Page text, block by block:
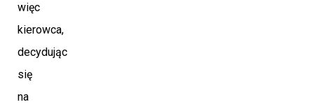
więc
kierowca,
decydując
się
na